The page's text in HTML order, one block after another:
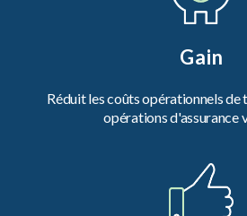
Gain
Réduit les coûts opérationnels de
opérations d'assurance